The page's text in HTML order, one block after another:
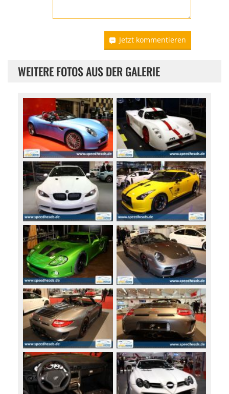
Jetzt kommentieren
WEITERE FOTOS AUS DER GALERIE